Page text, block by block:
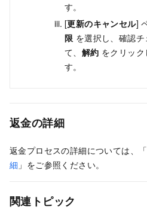
す。
[更新のキャンセル]
限 を選択し、確認
て、 解約 をクリッ
す。
返金の詳細
返金プロセスの詳細については、「
細 」をご参照ください。
関連トピック